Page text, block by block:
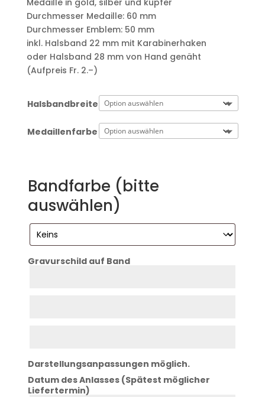
​Durchmesser Medaille: 60 mm
Durchmesser Emblem: 50 mm
​inkl. Halsband 22 mm mit Karabinerhaken
oder Halsband 28 mm von Hand genäht
(Aufpreis Fr. 2.–)
Halsbandbreite
Medaillenfarbe
Bandfarbe (bitte
auswählen)
Gravurschild auf Band
Darstellungsanpassungen möglich.
Datum des Anlasses (Spätest möglicher
Liefertermin)